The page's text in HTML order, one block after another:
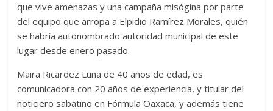
que vive amenazas y una campaña misógina por parte
del equipo que arropa a Elpidio Ramírez Morales, quién
se habría autonombrado autoridad municipal de este
lugar desde enero pasado.
Maira Ricardez Luna de 40 años de edad, es
comunicadora con 20 años de experiencia, y titular del
noticiero sabatino en Fórmula Oaxaca, y además tiene